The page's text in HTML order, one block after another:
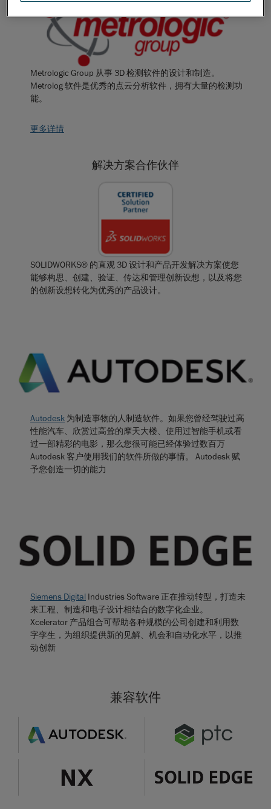
Metrologic Group 从事 3D 检测软件的设计和制造。
Metrolog 软件是优秀的点云分析软件，拥有大量的检测功
能。
更多详情
解决方案合作伙伴
SOLIDWORKS® 的直观 3D 设计和产品开发解决方案使您
能够构思、创建、验证、传达和管理创新设想，以及将您
的创新设想转化为优秀的产品设计。
Autodesk 为制造事物的人制造软件。如果您曾经驾驶过高
性能汽车、欣赏过高耸的摩天大楼、使用过智能手机或看
过一部精彩的电影，那么您很可能已经体验过数百万
Autodesk 客户使用我们的软件所做的事情。 Autodesk 赋
予您创造一切的能力
Siemens Digital Industries Software 正在推动转型，打造未
来工程、制造和电子设计相结合的数字化企业。
Xcelerator 产品组合可帮助各种规模的公司创建和利用数
字孪生，为组织提供新的见解、机会和自动化水平，以推
动创新
兼容软件